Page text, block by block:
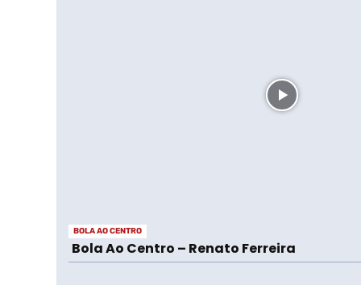
BOLA AO CENTRO
Bola Ao Centro – Renato Ferreira